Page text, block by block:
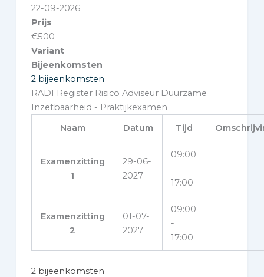
22-09-2026
Prijs
€500
Variant
Bijeenkomsten
2 bijeenkomsten
RADI Register Risico Adviseur Duurzame
Inzetbaarheid - Praktijkexamen
Naam
Datum Tijd
Examenzitting
1
29-06-
2027
09:00
-
17:00
Examenzitting
2
01-07-
2027
09:00
-
17:00
2 bijeenkomsten